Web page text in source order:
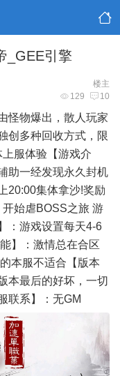
_GEE引擎
楼主
129 10
怪物爆出，散人玩家
创多种回收方式，限
服体验【游戏介
助一经发现永久封机
20:00集体拿沙!奖励
始虐BOSS之旅 游
：游戏设置每天4-6
】：激情总在合区
本服不适合【版本
本最后的好坏，一切
联系】：无GM